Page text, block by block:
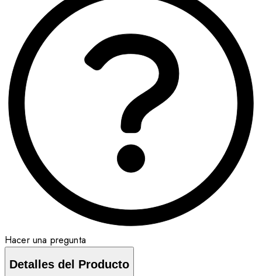
Hacer una pregunta
Detalles del Producto